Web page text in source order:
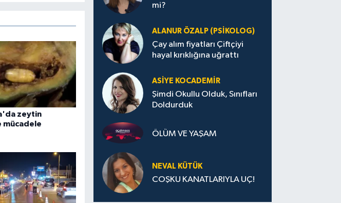
zeytin
mücadele
mi?
ALANUR ÖZALP (PSIKOLOG)
Çay alım fiyatları Çiftçiyi
hayal kırıklığına uğrattı
ASIYE KOCADEMİR
Şimdi Okullu Olduk, Sınıfları
Doldurduk
ÖLÜM VE YAŞAM
NEVAL KÜTÜK
COŞKU KANATLARIYLA UÇ!